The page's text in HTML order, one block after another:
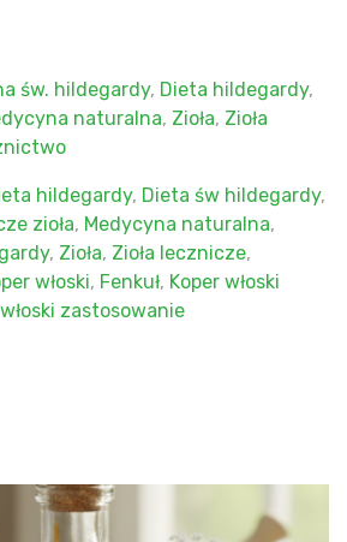
św. hildegardy, Dieta hildegardy,
naturalna, Zioła, Zioła
hildegardy, Dieta św hildegardy,
zioła, Medycyna naturalna,
, Zioła, Zioła lecznicze,
włoski, Fenkuł, Koper włoski
zastosowanie